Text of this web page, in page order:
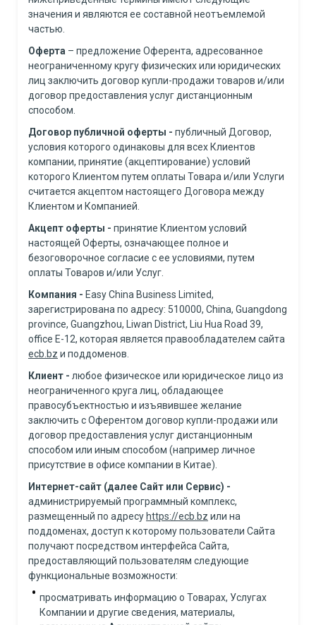
значения и являются ее составной неотъемлемой
частью.
Оферта – предложение Оферента, адресованное
неограниченному кругу физических или юридических
лиц заключить договор купли-продажи товаров и/или
договор предоставления услуг дистанционным
способом.
Договор публичной оферты - публичный Договор,
условия которого одинаковы для всех Клиентов
компании, принятие (акцептирование) условий
которого Клиентом путем оплаты Товара и/или Услуги
считается акцептом настоящего Договора между
Клиентом и Компанией.
Акцепт оферты - принятие Клиентом условий
настоящей Оферты, означающее полное и
безоговорочное согласие с ее условиями, путем
оплаты Товаров и/или Услуг.
Компания - Easy China Business Limited,
зарегистрирована по адресу: 510000, China, Guangdong
province, Guangzhou, Liwan District, Liu Hua Road 39,
office E-12, которая является правообладателем сайта
ecb.bz и поддоменов.
Клиент - любое физическое или юридическое лицо из
неограниченного круга лиц, обладающее
правосубъектностью и изъявившее желание
заключить с Оферентом договор купли-продажи или
договор предоставления услуг дистанционным
способом или иным способом (например личное
присутствие в офисе компании в Китае).
Интернет-сайт (далее Сайт или Сервис) -
администрируемый программный комплекс,
размещенный по адресу https://ecb.bz или на
поддоменах, доступ к которому пользователи Сайта
получают посредством интерфейса Сайта,
предоставляющий пользователям следующие
функциональные возможности:
просматривать информацию о Товарах, Услугах
Компании и другие сведения, материалы,